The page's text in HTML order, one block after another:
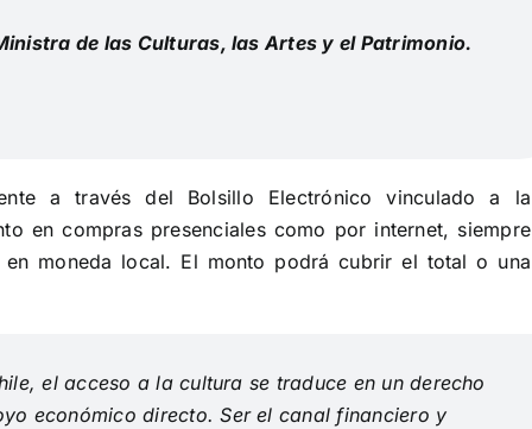
de las Culturas, las Artes y el Patrimonio.
a través del Bolsillo Electrónico vinculado a la
en compras presenciales como por internet, siempre
moneda local. El monto podrá cubrir el total o una
el acceso a la cultura se traduce en un derecho
económico directo. Ser el canal financiero y